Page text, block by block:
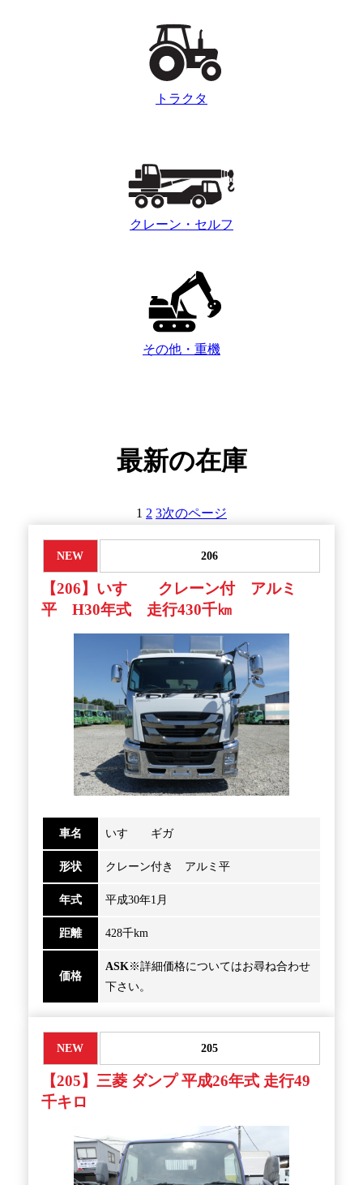
トラクタ
クレーン・セルフ
その他・重機
最新の在庫
1 2 3次のページ
NEW 206
【206】いすゞ クレーン付 アルミ
平 H30年式 走行430千㎞
車名 いすゞ ギガ
形状 クレーン付き アルミ平
年式 平成30年1月
距離 428千km
価格
ASK※詳細価格についてはお尋ね合わせ
下さい。
NEW 205
【205】三菱 ダンプ 平成26年式 走行49
千キロ